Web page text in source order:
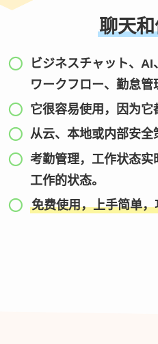
聊天
ビジネスチャット、
ワークフロー、勤怠
它很容易使用，因为它
从云、本地或内部安全
考勤管理，工作状态
工作的状态。
免费使用，上手简单